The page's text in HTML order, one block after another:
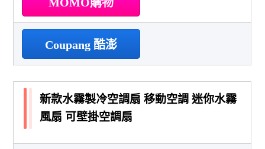
Coupang 酷澎
新款水霧製冷空調扇 移動空調 迷你水霧
風扇 可壁掛空調扇